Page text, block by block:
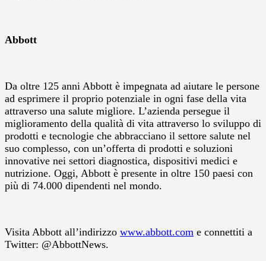
Abbott
Da oltre 125 anni Abbott è impegnata ad aiutare le persone
ad esprimere il proprio potenziale in ogni fase della vita
attraverso una salute migliore. L’azienda persegue il
miglioramento della qualità di vita attraverso lo sviluppo di
prodotti e tecnologie che abbracciano il settore salute nel
suo complesso, con un’offerta di prodotti e soluzioni
innovative nei settori diagnostica, dispositivi medici e
nutrizione. Oggi, Abbott è presente in oltre 150 paesi con
più di 74.000 dipendenti nel mondo.
Visita Abbott all’indirizzo www.abbott.com e connettiti a
Twitter: @AbbottNews.